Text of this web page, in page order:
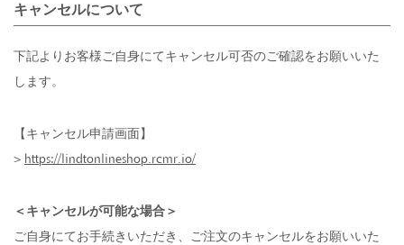
キャンセルについて
下記よりお客様ご自身にてキャンセル可否のご確認をお願いいた
します。
【キャンセル申請画面】
> https://lindtonlineshop.rcmr.io/
＜キャンセルが可能な場合＞
ご自身にてお手続きいただき、ご注文のキャンセルをお願いいた